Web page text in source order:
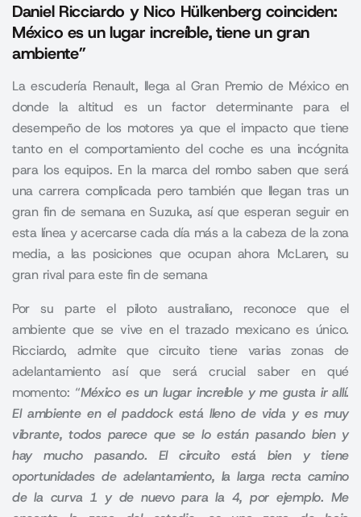
Daniel Ricciardo y Nico Hülkenberg coinciden:
México es un lugar increíble, tiene un gran
ambiente”
La escudería Renault, llega al Gran Premio de México en
donde la altitud es un factor determinante para el
desempeño de los motores ya que el impacto que tiene
tanto en el comportamiento del coche es una incógnita
para los equipos. En la marca del rombo saben que será
una carrera complicada pero también que llegan tras un
gran fin de semana en Suzuka, así que esperan seguir en
esta línea y acercarse cada día más a la cabeza de la zona
media, a las posiciones que ocupan ahora McLaren, su
gran rival para este fin de semana
Por su parte el piloto australiano, reconoce que el
ambiente que se vive en el trazado mexicano es único.
Ricciardo, admite que circuito tiene varias zonas de
adelantamiento así que será crucial saber en qué
momento: “México es un lugar increíble y me gusta ir allí.
El ambiente en el paddock está lleno de vida y es muy
vibrante, todos parece que se lo están pasando bien y
hay mucho pasando. El circuito está bien y tiene
oportunidades de adelantamiento, la larga recta camino
de la curva 1 y de nuevo para la 4, por ejemplo. Me